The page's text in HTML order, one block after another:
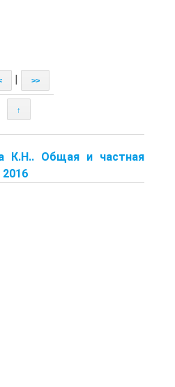
>>
↑
К.Н.. Общая и частная